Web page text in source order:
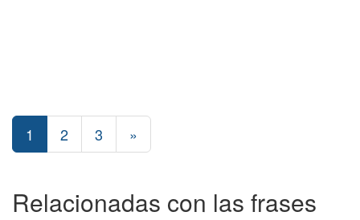
1 2 3 »
Relacionadas con las frases